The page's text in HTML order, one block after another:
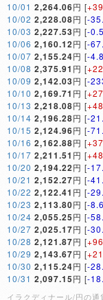
10/01 2,264.06円 [
10/02 2,228.08円 [-
10/03 2,227.53円 [-
10/06 2,160.12円 [-
10/07 2,155.24円 [-
10/08 2,375.91 円 [
10/09 2,142.03円 [-
10/10 2,169.71 円 [
10/13 2,218.08円 [
10/14 2,196.28円 [-
10/15 2,124.96円 [-
10/16 2,162.88円 [
10/17 2,211.51 円 [
10/20 2,194.22円 [-
10/21 2,152.27円 [-
10/22 2,122.41 円 [-
10/23 2,113.80円 [-
10/24 2,055.25円 [-
10/27 2,025.17円 [-
10/28 2,121.87円 [
10/29 2,143.67円 [
10/30 2,115.24円 [-
10/31 2,097.15円 [-
イラクディナール/円の